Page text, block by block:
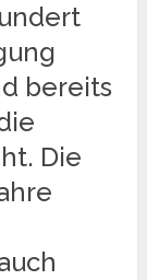
bereits
Die